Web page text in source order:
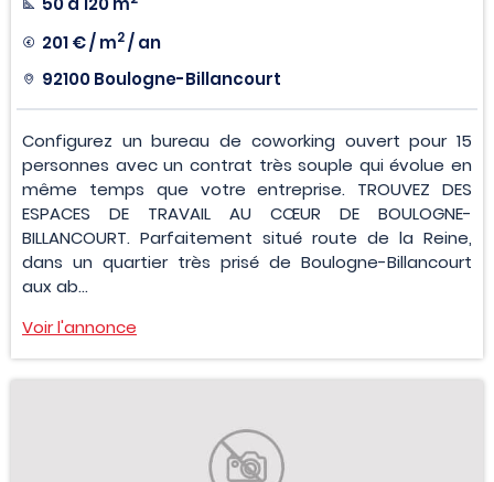
201 € / m2/ an
92100 Boulogne-Billancourt
Configurez un bureau de coworking ouvert pour 15
personnes avec un contrat très souple qui évolue en
même temps que votre entreprise. TROUVEZ DES
ESPACES DE TRAVAIL AU CŒUR DE BOULOGNE-
BILLANCOURT. Parfaitement situé route de la Reine,
dans un quartier très prisé de Boulogne-Billancourt
aux ab...
Voir l'annonce